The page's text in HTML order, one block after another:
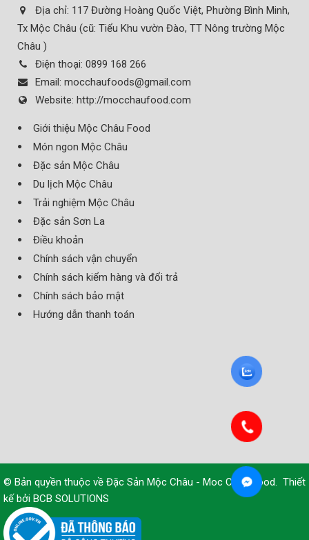
Địa chỉ: 117 Đường Hoàng Quốc Việt, Phường Bình Minh,
Tx Mộc Châu (cũ: Tiểu Khu vườn Đào, TT Nông trường Mộc
Châu )
Điện thoại: 0899 168 266
Email: mocchaufoods@gmail.com
Website: http://mocchaufood.com
Giới thiệu Mộc Châu Food
Món ngon Mộc Châu
Đặc sản Mộc Châu
Du lịch Mộc Châu
Trải nghiệm Mộc Châu
Đặc sản Sơn La
Điều khoản
Chính sách vận chuyển
Chính sách kiểm hàng và đổi trả
Chính sách bảo mật
Hướng dẫn thanh toán
© Bản quyền thuộc về Đặc Sản Mộc Châu - Moc Chau Food. Thiết
kế bởi BCB SOLUTIONS